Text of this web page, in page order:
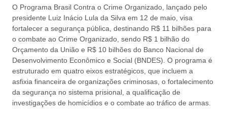
O Programa Brasil Contra o Crime Organizado, lançado pelo
presidente Luiz Inácio Lula da Silva em 12 de maio, visa
fortalecer a segurança pública, destinando R$ 11 bilhões para
o combate ao Crime Organizado, sendo R$ 1 bilhão do
Orçamento da União e R$ 10 bilhões do Banco Nacional de
Desenvolvimento Econômico e Social (BNDES). O programa é
estruturado em quatro eixos estratégicos, que incluem a
asfixia financeira de organizações criminosas, o fortalecimento
da segurança no sistema prisional, a qualificação de
investigações de homicídios e o combate ao tráfico de armas.